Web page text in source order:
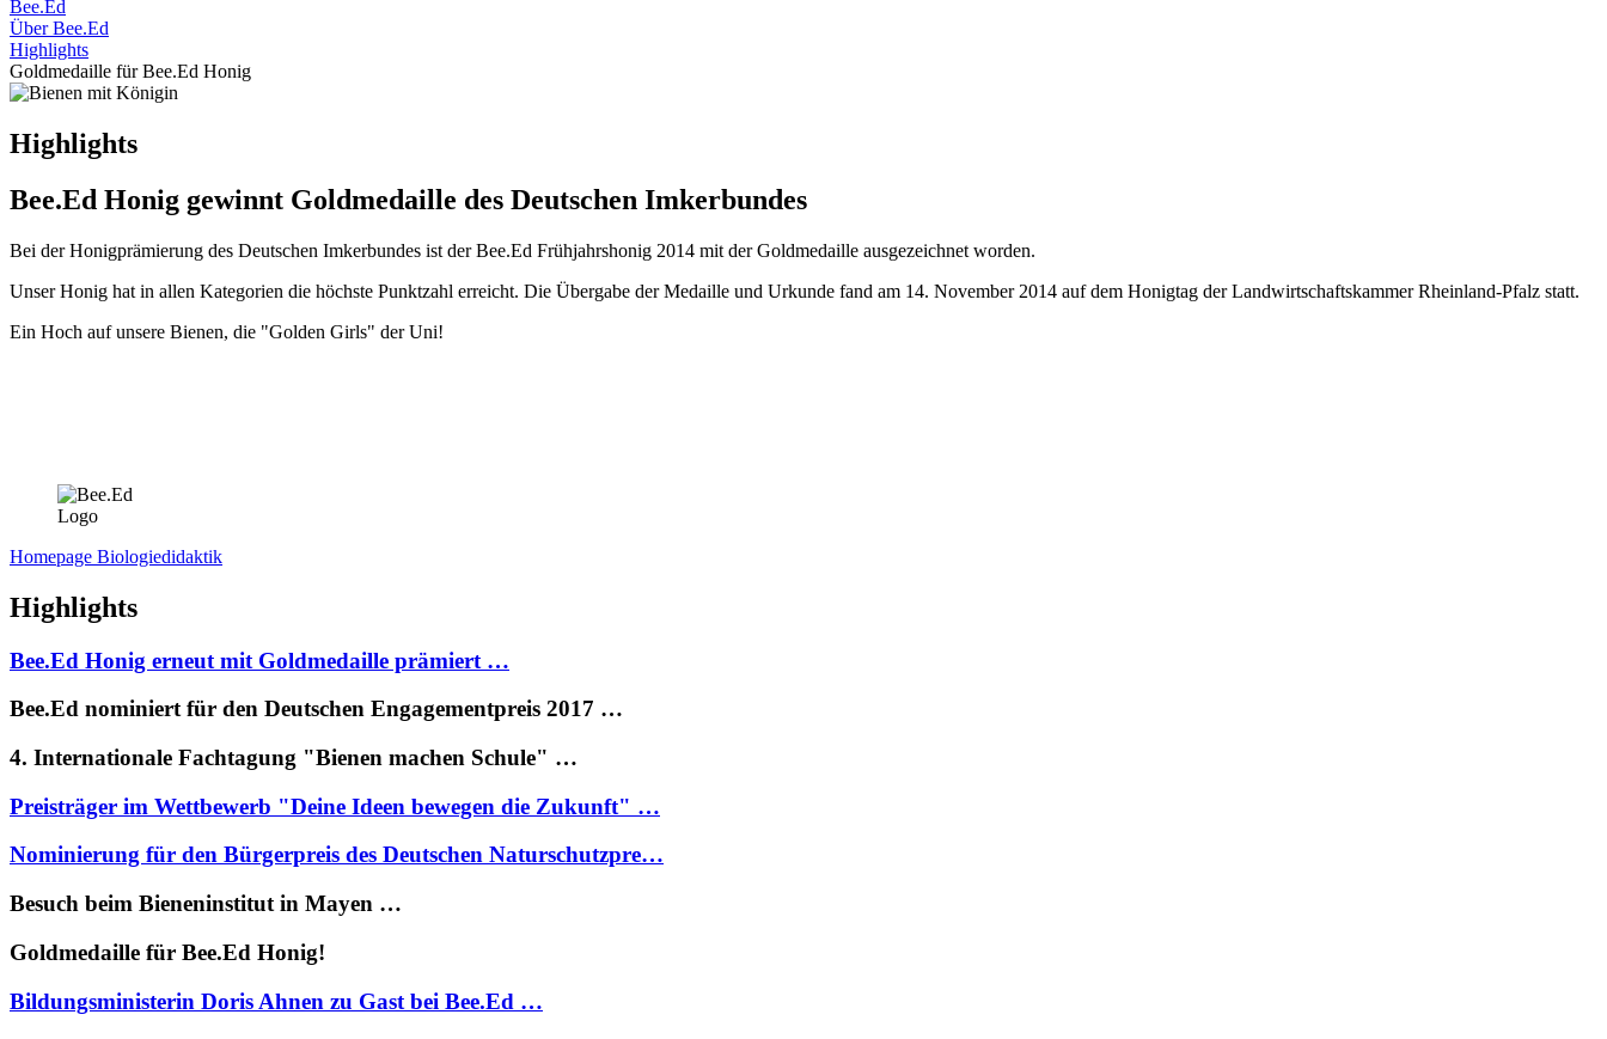
Bee.Ed
Über Bee.Ed
Highlights
Goldmedaille für Bee.Ed Honig
Highlights
Bee.Ed Honig gewinnt Goldmedaille des Deutschen Imkerbundes
Bei der Honigprämierung des Deutschen Imkerbundes ist der Bee.Ed Frühjahrshonig 2014 mit der Goldmedaille ausgezeichnet worden.
Unser Honig hat in allen Kategorien die höchste Punktzahl erreicht. Die Übergabe der Medaille und Urkunde fand am 14. November 2014 auf dem Honigtag der Landwirtschaftskammer Rheinland-Pfalz statt.
Ein Hoch auf unsere Bienen, die "Golden Girls" der Uni!
Homepage Biologiedidaktik
Highlights
Bee.Ed Honig erneut mit Goldmedaille prämiert …
Bee.Ed nominiert für den Deutschen Engagementpreis 2017 …
4. Internationale Fachtagung "Bienen machen Schule" …
Preisträger im Wettbewerb "Deine Ideen bewegen die Zukunft" …
Nominierung für den Bürgerpreis des Deutschen Naturschutzpre…
Besuch beim Bieneninstitut in Mayen …
Goldmedaille für Bee.Ed Honig!
Bildungsministerin Doris Ahnen zu Gast bei Bee.Ed …